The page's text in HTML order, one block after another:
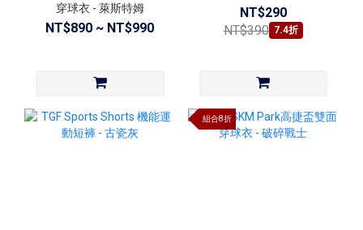
穿球衣 - 萊斯特姆
NT$890 ~ NT$990
NT$290
NT$390 7.4折
組合8折